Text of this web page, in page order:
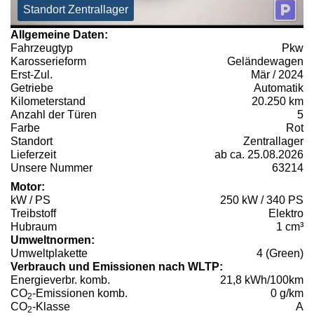
Standort Zentrallager
Allgemeine Daten:
Fahrzeugtyp
Pkw
Karosserieform
Geländewagen
Erst-Zul.
Mär / 2024
Getriebe
Automatik
Kilometerstand
20.250 km
Anzahl der Türen
5
Farbe
Rot
Standort
Zentrallager
Lieferzeit
ab ca. 25.08.2026
Unsere Nummer
63214
Motor:
kW / PS
250 kW / 340 PS
Treibstoff
Elektro
Hubraum
1 cm³
Umweltnormen:
Umweltplakette
4 (Green)
Verbrauch und Emissionen nach WLTP:
Energieverbr. komb.
21,8 kWh/100km
CO2-Emissionen komb.
0 g/km
CO2-Klasse A